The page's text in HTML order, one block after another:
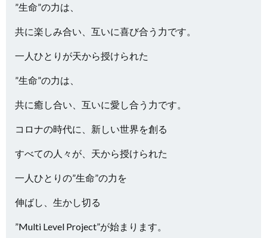
”生命”の力は、
共に楽しみ合い、互いに喜び合う力です。
一人ひとりが天から授けられた
”生命”の力は、
共に癒し合い、互いに愛し合う力です。
コロナの時代に、新しい世界を創る
すべての人々が、天から授けられた
一人ひとりの”生命”の力を
伸ばし、生かし切る
”Multi Level Project”が始まります。